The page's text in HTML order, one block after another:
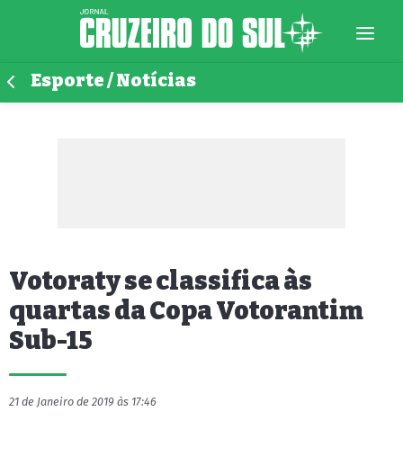
Esporte / Notícias
Votoraty se classifica às
quartas da Copa Votorantim
Sub-15
21 de Janeiro de 2019 às 17:46